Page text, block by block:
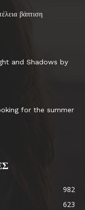
βάπτιση
and Shadows by
for the summer
982
623